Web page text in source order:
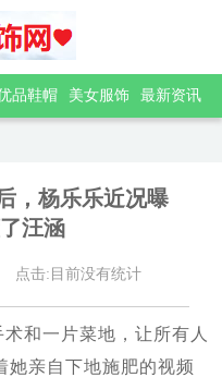
品鞋帽 美女服饰 最新资讯
，杨乐乐近况曝
汪涵
点击:目前没有统计
和一片菜地，让所有人
她亲自下地施肥的视频